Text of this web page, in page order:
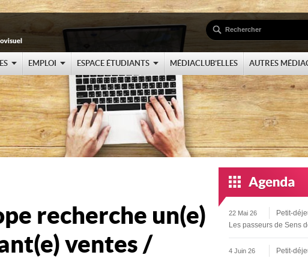
EMPLOI ESPACE ÉTUDIANTS MÉDIACLUB’ELLES AUTRES
recherche un(e)
ventes /
22 Mai 26
Petit-
Les passeurs de Sens
4 Juin 26
Petit-